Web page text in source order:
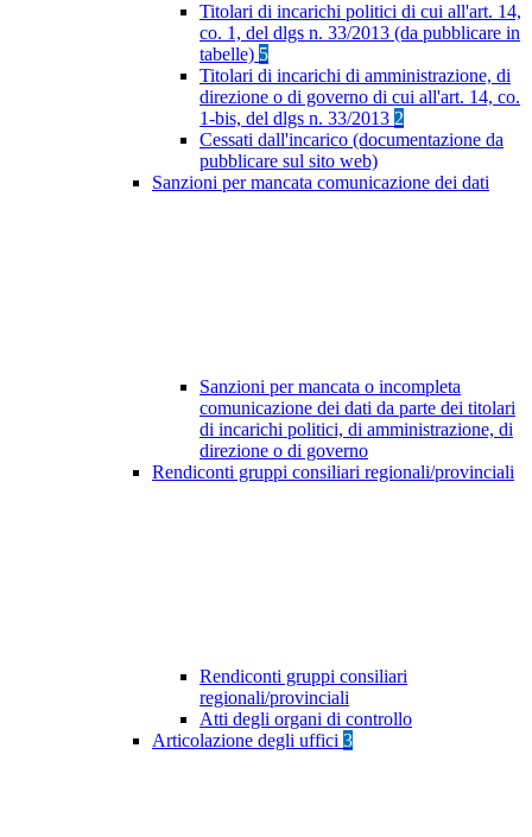
Titolari di incarichi politici di cui all'art. 14,
co. 1, del dlgs n. 33/2013 (da pubblicare in
tabelle) 5
Titolari di incarichi di amministrazione, di
direzione o di governo di cui all'art. 14, co.
1-bis, del dlgs n. 33/2013 2
Cessati dall'incarico (documentazione da
pubblicare sul sito web)
Sanzioni per mancata comunicazione dei dati
Sanzioni per mancata o incompleta
comunicazione dei dati da parte dei titolari
di incarichi politici, di amministrazione, di
direzione o di governo
Rendiconti gruppi consiliari regionali/provinciali
Rendiconti gruppi consiliari
regionali/provinciali
Atti degli organi di controllo
Articolazione degli uffici 3